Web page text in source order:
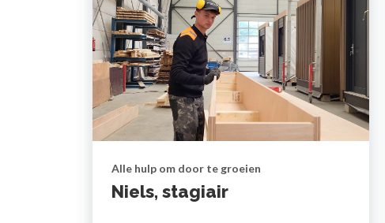
Alle hulp om door te groeien
Niels, stagiair